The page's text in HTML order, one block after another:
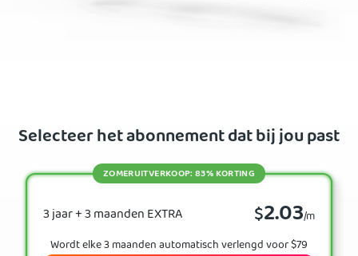
Selecteer het abonnement dat bij jou past
3 jaar + 3 maanden EXTRA $2.03/m
ZOMERUITVERKOOP: 83% KORTING
Wordt elke 3 maanden automatisch verlengd voor $79